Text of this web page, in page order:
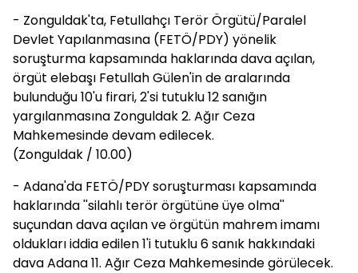
- Zonguldak'ta, Fetullahçı Terör Örgütü/Paralel
Devlet Yapılanmasına (FETÖ/PDY) yönelik
soruşturma kapsamında haklarında dava açılan,
örgüt elebaşı Fetullah Gülen'in de aralarında
bulunduğu 10'u firari, 2'si tutuklu 12 sanığın
yargılanmasına Zonguldak 2. Ağır Ceza
Mahkemesinde devam edilecek.
(Zonguldak / 10.00)
- Adana'da FETÖ/PDY soruşturması kapsamında
haklarında ''silahlı terör örgütüne üye olma''
suçundan dava açılan ve örgütün mahrem imamı
oldukları iddia edilen 1'i tutuklu 6 sanık hakkındaki
dava Adana 11. Ağır Ceza Mahkemesinde görülecek.